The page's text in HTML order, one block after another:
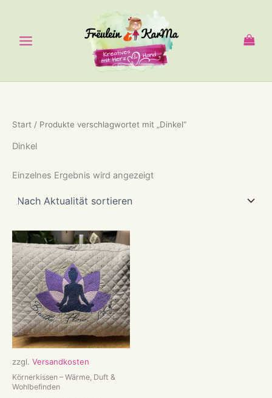
springen
Start / Produkte verschlagwortet mit „Dinkel“
Dinkel
Einzelnes Ergebnis wird angezeigt
zzgl. Versandkosten
Körnerkissen – Wärme, Duft &
Wohlbefinden